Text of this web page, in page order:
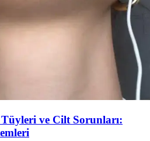
ve Cilt Sorunları: